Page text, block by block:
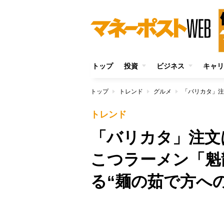
トップ 投資 ビジネス キャ
トップ トレンド グルメ
トレンド
「バリカタ」注
こつラーメン「
る“麺の茹で方へ